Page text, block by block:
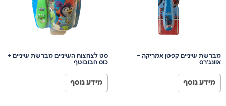
מברשת שיניים קפטן אמריקה –
אוונג׳רס
מידע נוסף
סט לצחצוח השיניים מברשת שיניים +
כוס חבובוטף
מידע נוסף